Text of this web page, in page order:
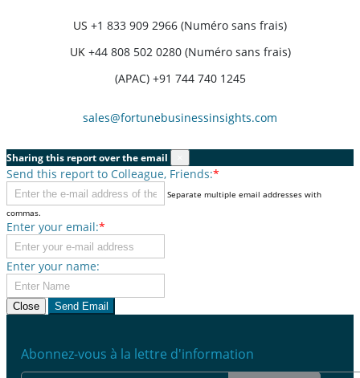
US +1 833 909 2966 (Numéro sans frais)
UK +44 808 502 0280 (Numéro sans frais)
(APAC) +91 744 740 1245
sales@fortunebusinessinsights.com
Sharing this report over the email
Send this report to Colleague, Friends:*
Separate multiple email addresses with
commas.
Enter your email:*
Enter your name:
Close Send Email
Abonnez-vous à la lettre d'information